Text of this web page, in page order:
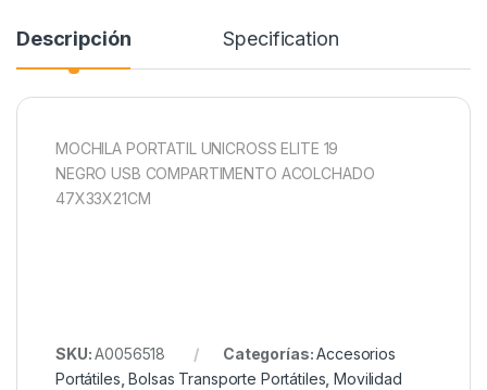
Descripción Specification
MOCHILA PORTATIL UNICROSS ELITE 19
NEGRO USB COMPARTIMENTO ACOLCHADO
47X33X21CM
SKU:A0056518 Categorías:Accesorios
Portátiles ,Bolsas Transporte Portátiles ,Movilidad